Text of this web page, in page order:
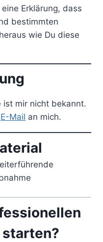
Erklärung, dass
bestimmten
wie Du diese
ist mir nicht bekannt.
E-Mail an mich.